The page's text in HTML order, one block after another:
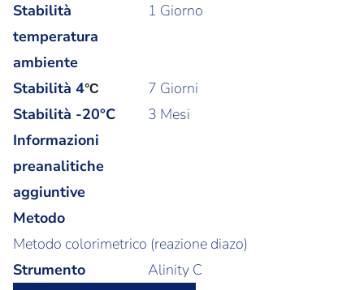
Stabilità
temperatura
ambiente
1 Giorno
Stabilità 4°C
7 Giorni
Stabilità -20°C
3 Mesi
Informazioni
preanalitiche
aggiuntive
Metodo
Metodo colorimetrico (reazione diazo)
Strumento
Alinity C